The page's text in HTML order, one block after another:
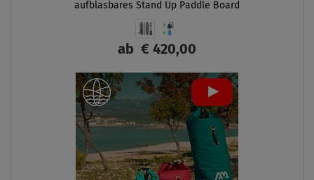
aufblasbares Stand Up Paddle Board
ab € 420,00
ANZEIGEN